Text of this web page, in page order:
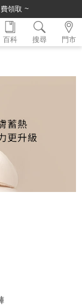
門市
百科 搜尋